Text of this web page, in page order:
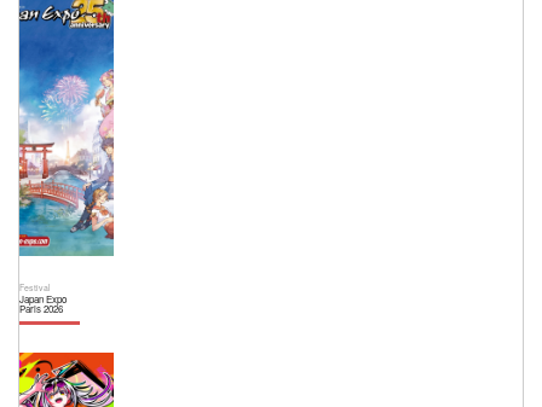
Festival
Japan Expo
Paris 2026